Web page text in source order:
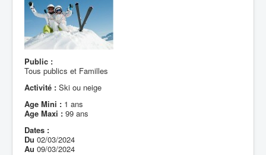
PLUS
Public :
Tous publics et Familles
Activité : Ski ou neige
Age Mini : 1 ans
Age Maxi : 99 ans
Dates :
Du 02/03/2024
Au 09/03/2024